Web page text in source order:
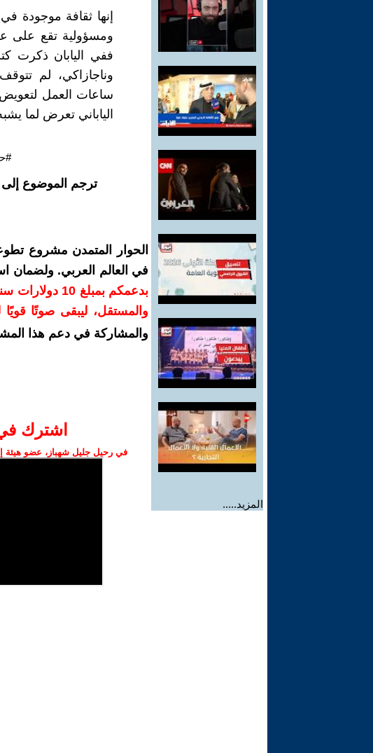
المزيد.....
إنها ثقافة موجودة
ومسؤولية تقع على
ففي اليابان ذكرت
وناجازاكي، لم
ساعات العمل
الياباني تعرض لما
ترجم الموضوع
الحوار المتمدن مشروع
في العالم العربي. ولضمان
بدعمكم
والمستقل، ليبقى صوتًا
والمشاركة في دعم هذا
اشترك
في رحيل جليل شهباز، عضو هيئة